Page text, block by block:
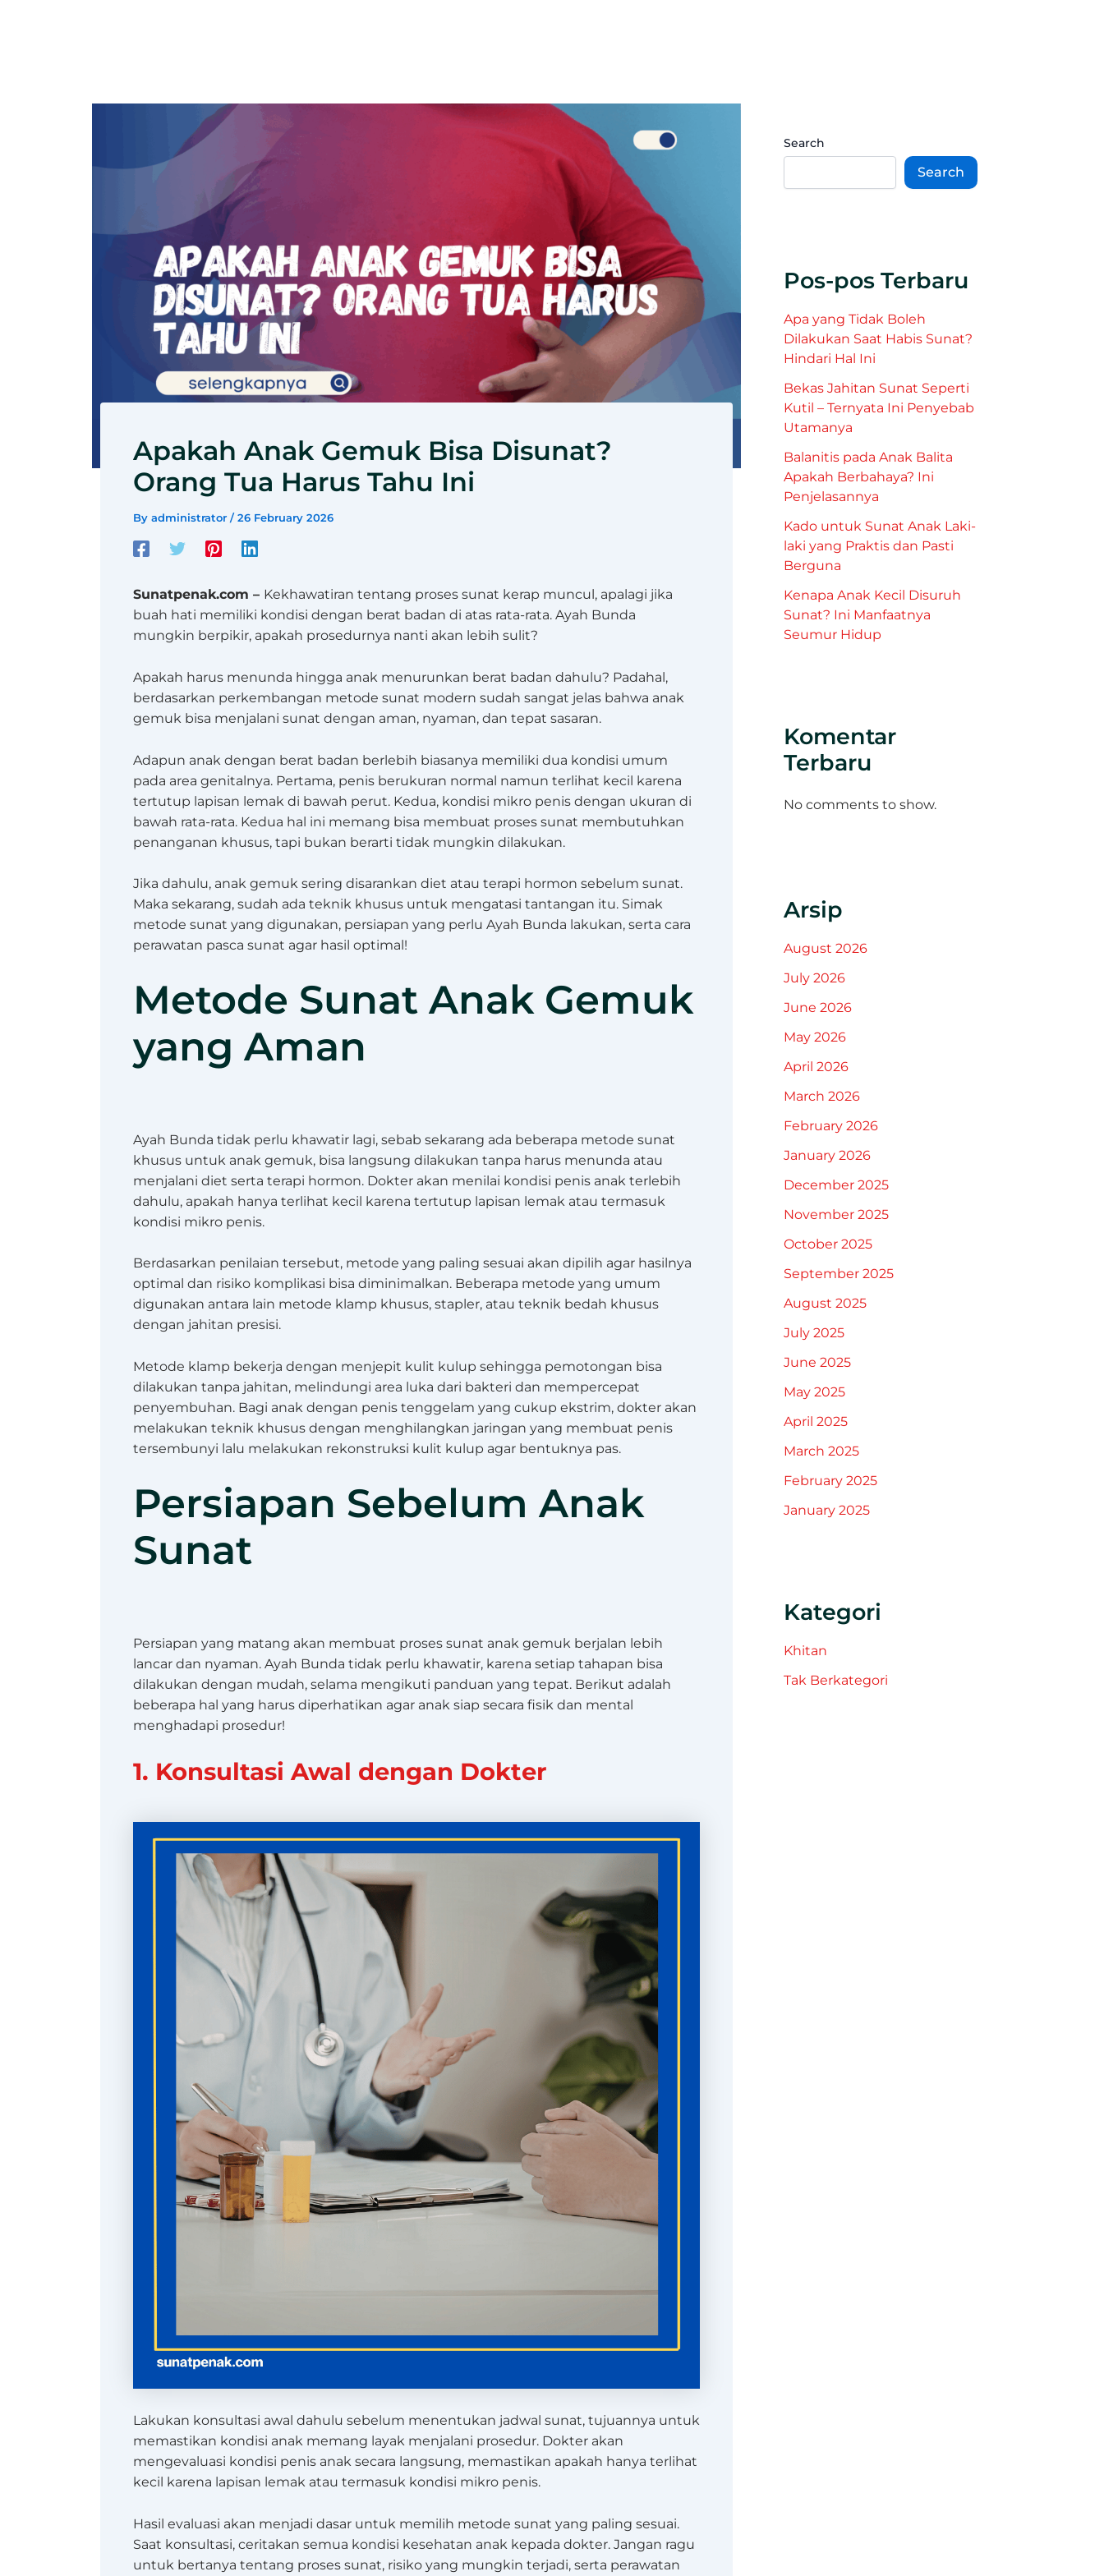
Apakah Anak Gemuk Bisa Disunat?
Orang Tua Harus Tahu Ini
By administrator /26 February 2026
Sunatpenak.com – Kekhawatiran tentang proses sunat kerap muncul, apalagi jika
buah hati memiliki kondisi dengan berat badan di atas rata-rata. Ayah Bunda
mungkin berpikir, apakah prosedurnya nanti akan lebih sulit?
Apakah harus menunda hingga anak menurunkan berat badan dahulu? Padahal,
berdasarkan perkembangan metode sunat modern sudah sangat jelas bahwa anak
gemuk bisa menjalani sunat dengan aman, nyaman, dan tepat sasaran.
Adapun anak dengan berat badan berlebih biasanya memiliki dua kondisi umum
pada area genitalnya. Pertama, penis berukuran normal namun terlihat kecil karena
tertutup lapisan lemak di bawah perut. Kedua, kondisi mikro penis dengan ukuran di
bawah rata-rata. Kedua hal ini memang bisa membuat proses sunat membutuhkan
penanganan khusus, tapi bukan berarti tidak mungkin dilakukan.
Jika dahulu, anak gemuk sering disarankan diet atau terapi hormon sebelum sunat.
Maka sekarang, sudah ada teknik khusus untuk mengatasi tantangan itu. Simak
metode sunat yang digunakan, persiapan yang perlu Ayah Bunda lakukan, serta cara
perawatan pasca sunat agar hasil optimal!
Metode Sunat Anak Gemuk
yang Aman
Ayah Bunda tidak perlu khawatir lagi, sebab sekarang ada beberapa metode sunat
khusus untuk anak gemuk, bisa langsung dilakukan tanpa harus menunda atau
menjalani diet serta terapi hormon. Dokter akan menilai kondisi penis anak terlebih
dahulu, apakah hanya terlihat kecil karena tertutup lapisan lemak atau termasuk
kondisi mikro penis.
Berdasarkan penilaian tersebut, metode yang paling sesuai akan dipilih agar hasilnya
optimal dan risiko komplikasi bisa diminimalkan. Beberapa metode yang umum
digunakan antara lain metode klamp khusus, stapler, atau teknik bedah khusus
dengan jahitan presisi.
Metode klamp bekerja dengan menjepit kulit kulup sehingga pemotongan bisa
dilakukan tanpa jahitan, melindungi area luka dari bakteri dan mempercepat
penyembuhan. Bagi anak dengan penis tenggelam yang cukup ekstrim, dokter akan
melakukan teknik khusus dengan menghilangkan jaringan yang membuat penis
tersembunyi lalu melakukan rekonstruksi kulit kulup agar bentuknya pas.
Persiapan Sebelum Anak
Sunat
Persiapan yang matang akan membuat proses sunat anak gemuk berjalan lebih
lancar dan nyaman. Ayah Bunda tidak perlu khawatir, karena setiap tahapan bisa
dilakukan dengan mudah, selama mengikuti panduan yang tepat. Berikut adalah
beberapa hal yang harus diperhatikan agar anak siap secara fisik dan mental
menghadapi prosedur!
1. Konsultasi Awal dengan Dokter
Lakukan konsultasi awal dahulu sebelum menentukan jadwal sunat, tujuannya untuk
memastikan kondisi anak memang layak menjalani prosedur. Dokter akan
mengevaluasi kondisi penis anak secara langsung, memastikan apakah hanya terlihat
kecil karena lapisan lemak atau termasuk kondisi mikro penis.
Hasil evaluasi akan menjadi dasar untuk memilih metode sunat yang paling sesuai.
Saat konsultasi, ceritakan semua kondisi kesehatan anak kepada dokter. Jangan ragu
untuk bertanya tentang proses sunat, risiko yang mungkin terjadi, serta perawatan
Search
Search
Pos-pos Terbaru
Apa yang Tidak Boleh
Dilakukan Saat Habis Sunat?
Hindari Hal Ini
Bekas Jahitan Sunat Seperti
Kutil – Ternyata Ini Penyebab
Utamanya
Balanitis pada Anak Balita
Apakah Berbahaya? Ini
Penjelasannya
Kado untuk Sunat Anak Laki-
laki yang Praktis dan Pasti
Berguna
Kenapa Anak Kecil Disuruh
Sunat? Ini Manfaatnya
Seumur Hidup
Komentar
Terbaru
No comments to show.
Arsip
August 2026
July 2026
June 2026
May 2026
April 2026
March 2026
February 2026
January 2026
December 2025
November 2025
October 2025
September 2025
August 2025
July 2025
June 2025
May 2025
April 2025
March 2025
February 2025
January 2025
Kategori
Khitan
Tak Berkategori